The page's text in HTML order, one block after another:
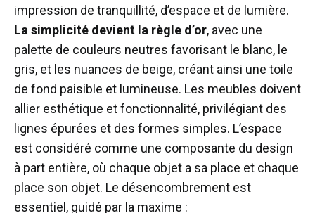
impression de tranquillité, d’espace et de lumière.
La simplicité devient la règle d’or, avec une
palette de couleurs neutres favorisant le blanc, le
gris, et les nuances de beige, créant ainsi une toile
de fond paisible et lumineuse. Les meubles doivent
allier esthétique et fonctionnalité, privilégiant des
lignes épurées et des formes simples. L’espace
est considéré comme une composante du design
à part entière, où chaque objet a sa place et chaque
place son objet. Le désencombrement est
essentiel, guidé par la maxime :